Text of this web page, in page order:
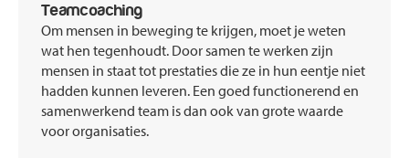
Teamcoaching
Om mensen in beweging te krijgen, moet je weten
wat hen tegenhoudt. Door samen te werken zijn
mensen in staat tot prestaties die ze in hun eentje niet
hadden kunnen leveren. Een goed functionerend en
samenwerkend team is dan ook van grote waarde
voor organisaties.